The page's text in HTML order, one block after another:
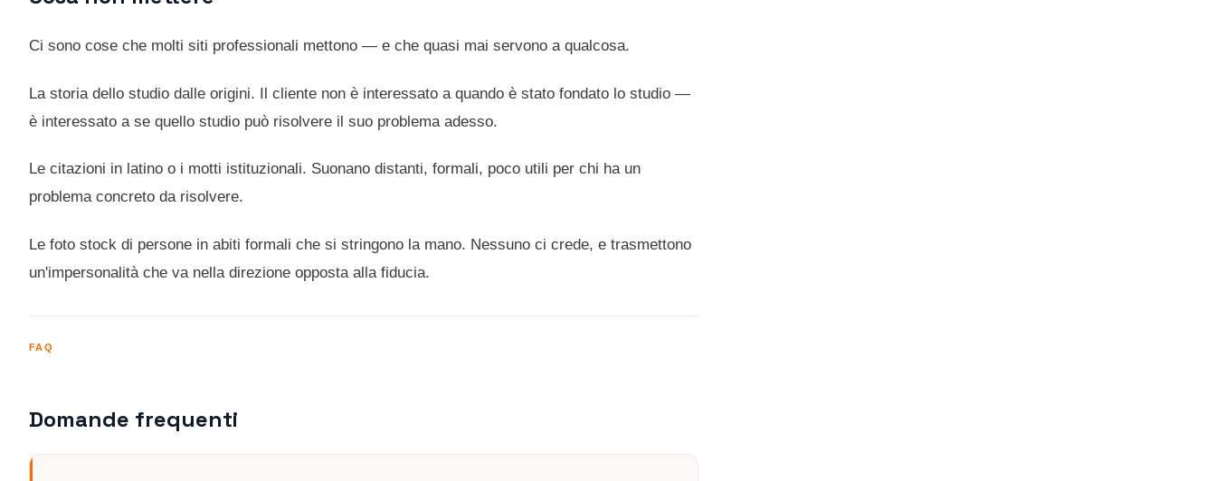
Ci sono cose che molti siti professionali mettono — e che quasi mai servono a qualcosa.
La storia dello studio dalle origini. Il cliente non è interessato a quando è stato fondato lo studio —
è interessato a se quello studio può risolvere il suo problema adesso.
Le citazioni in latino o i motti istituzionali. Suonano distanti, formali, poco utili per chi ha un
problema concreto da risolvere.
Le foto stock di persone in abiti formali che si stringono la mano. Nessuno ci crede, e trasmettono
un'impersonalità che va nella direzione opposta alla fiducia.
FAQ
Domande frequenti